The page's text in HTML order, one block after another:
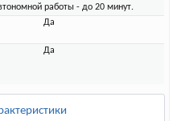
работы - до 20 минут.
Да
Да